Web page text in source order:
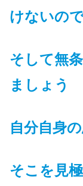
けないの
そして無
ましょう
自分自身
そこを見